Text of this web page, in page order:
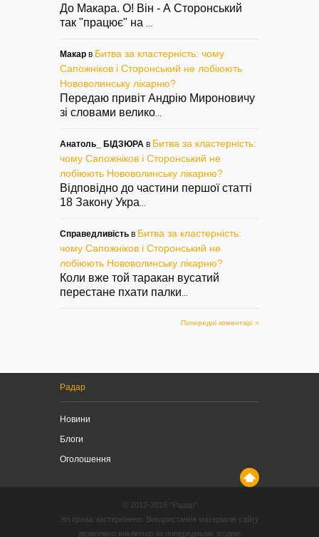
До Макара. О! Він - А Сторонський
так "працює" на
Макар в Битва за кластерність: чому
Сапожніков і Сторонський не лобіюють
Нововолинську лікарню?
Передаю привіт Андрію Мироновичу
зі словами велико
Анатоль_ БІДЗЮРА в Битва за кластерність:
чому Сапожніков і Сторонський не
лобіюють Нововолинську лікарню?
Відповідно до частини першої статті
18 Закону Укра
Справедливість в Битва за кластерність:
чому Сапожніков і Сторонський не
лобіюють Нововолинську лікарню?
Коли вже той таракан вусатий
перестане пхати палки
Попередні коментарі »
Радар
Новини
Блоги
Оголошення
© 2012-2016 “Радар”
Усі права застережено. Використання матеріалів сайту
дозволено виключно за попередньою згодою